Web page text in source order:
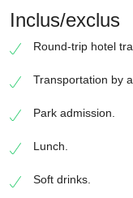
Inclus/exclus
Round-trip hotel
Transportation by
Park admission.
Lunch.
Soft drinks.